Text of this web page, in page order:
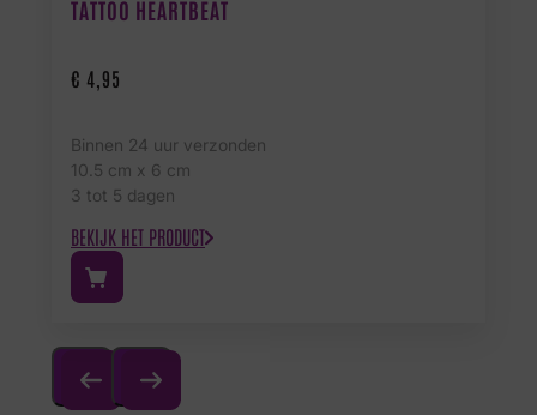
TATTOO HEARTBEAT
€ 4,95
Binnen 24 uur verzonden
10.5 cm x 6 cm
3 tot 5 dagen
BEKIJK HET PRODUCT